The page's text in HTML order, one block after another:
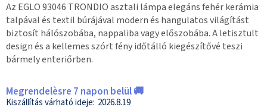
Az EGLO 93046 TRONDIO asztali lámpa elegáns fehér kerámia
talpával és textil búrájával modern és hangulatos világítást
biztosít hálószobába, nappaliba vagy előszobába. A letisztult
design és a kellemes szórt fény időtálló kiegészítővé teszi
bármely enteriőrben.
Megrendelèsre 7 napon belül 🚚
2026.8.19